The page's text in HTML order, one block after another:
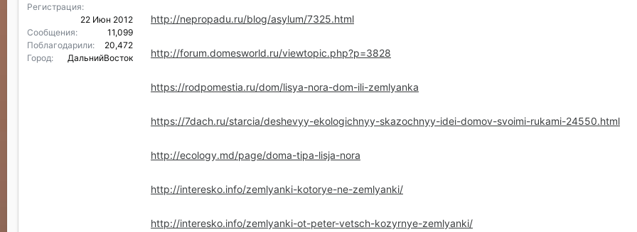
Регистрация
22 Июн 2012
Сообщения
11,099
Поблагодарили
20,472
Город
ДальнийВосток
http://nepropadu.ru/blog/asylum/7325.html
http://forum.domesworld.ru/viewtopic.php?p=3828
https://rodpomestia.ru/dom/lisya-nora-dom-ili-zemlyanka
https://7dach.ru/starcia/deshevyy-ekologichnyy-skazochnyy-idei-domov-svoimi-rukami-24550.html
http://ecology.md/page/doma-tipa-lisja-nora
http://interesko.info/zemlyanki-kotorye-ne-zemlyanki/
http://interesko.info/zemlyanki-ot-peter-vetsch-kozyrnye-zemlyanki/